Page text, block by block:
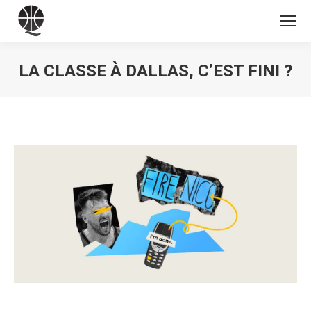
LA CLASSE À DALLAS, C’EST FINI ?